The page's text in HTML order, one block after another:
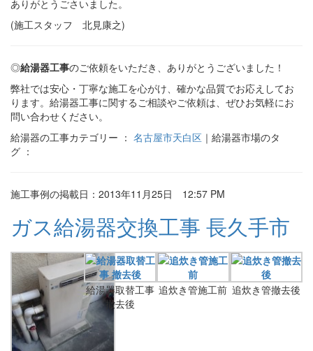
ありがとうごさいました。
(施工スタッフ 北見康之)
◎給湯器工事のご依頼をいただき、ありがとうございました！
弊社では安心・丁寧な施工を心がけ、確かな品質でお応えしてお
ります。給湯器工事に関するご相談やご依頼は、ぜひお気軽にお
問い合わせください。
給湯器の工事カテゴリー ： 名古屋市天白区 ｜給湯器市場のタ
グ ：
施工事例の掲載日：2013年11月25日 12:57 PM
ガス給湯器交換工事 長久手市
給湯器取替工事
撤去後
追炊き管施工前 追炊き管撤去後